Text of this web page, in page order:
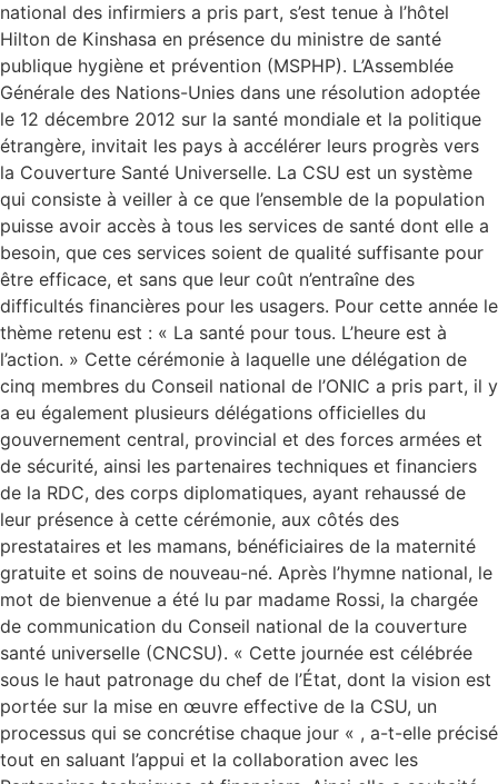
national des infirmiers a pris part, s’est tenue à l’hôtel
Hilton de Kinshasa en présence du ministre de santé
publique hygiène et prévention (MSPHP). L’Assemblée
Générale des Nations-Unies dans une résolution adoptée
le 12 décembre 2012 sur la santé mondiale et la politique
étrangère, invitait les pays à accélérer leurs progrès vers
la Couverture Santé Universelle. La CSU est un système
qui consiste à veiller à ce que l’ensemble de la population
puisse avoir accès à tous les services de santé dont elle a
besoin, que ces services soient de qualité suffisante pour
être efficace, et sans que leur coût n’entraîne des
difficultés financières pour les usagers. Pour cette année le
thème retenu est : « La santé pour tous. L’heure est à
l’action. » Cette cérémonie à laquelle une délégation de
cinq membres du Conseil national de l’ONIC a pris part, il y
a eu également plusieurs délégations officielles du
gouvernement central, provincial et des forces armées et
de sécurité, ainsi les partenaires techniques et financiers
de la RDC, des corps diplomatiques, ayant rehaussé de
leur présence à cette cérémonie, aux côtés des
prestataires et les mamans, bénéficiaires de la maternité
gratuite et soins de nouveau-né. Après l’hymne national, le
mot de bienvenue a été lu par madame Rossi, la chargée
de communication du Conseil national de la couverture
santé universelle (CNCSU). « Cette journée est célébrée
sous le haut patronage du chef de l’État, dont la vision est
portée sur la mise en œuvre effective de la CSU, un
processus qui se concrétise chaque jour « , a-t-elle précisé
tout en saluant l’appui et la collaboration avec les